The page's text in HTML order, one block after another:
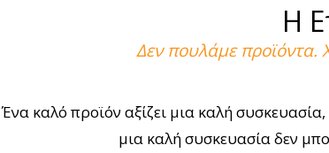
Η
Δεν πουλάμε προϊόντα.
Ένα καλό προϊόν αξίζει μια καλή
μια καλή συσκευασία δεν